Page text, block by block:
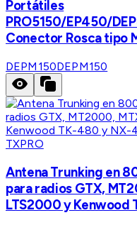
Portátiles
PRO5150/EP450/
Conector Rosca tipo
DEPM150DEPM150
TXPRO
Antena Trunking en
para radios GTX,
LTS2000 y Kenwood